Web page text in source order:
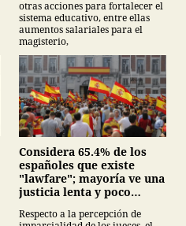
otras acciones para fortalecer el
sistema educativo, entre ellas
aumentos salariales para el
magisterio,
Considera 65.4% de los
españoles que existe
"lawfare"; mayoría ve una
justicia lenta y poco
Respecto a la percepción de